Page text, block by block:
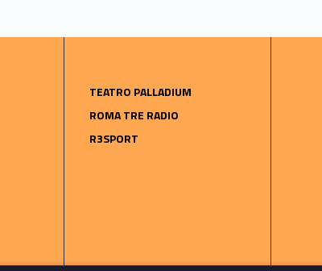
TEATRO PALLADIUM
ROMA TRE RADIO
R3SPORT